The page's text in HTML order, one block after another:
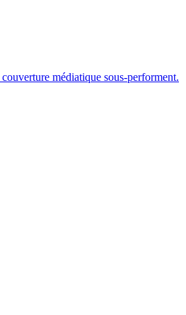
médiatique sous-performent.